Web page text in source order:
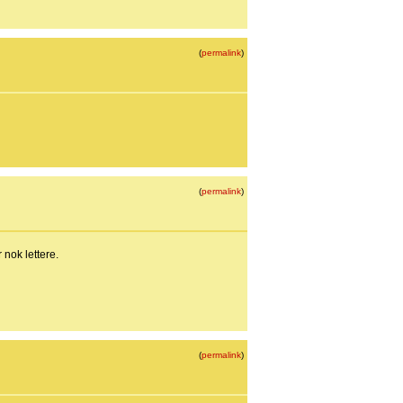
(permalink)
(permalink)
nok lettere.
(permalink)